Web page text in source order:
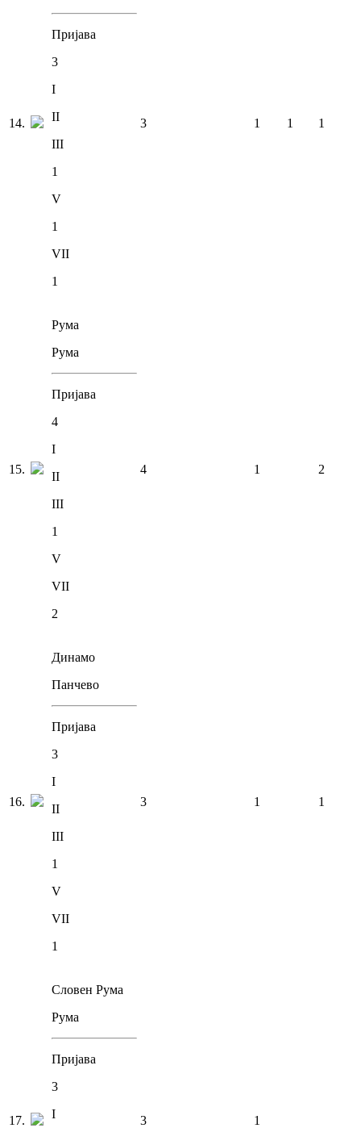
14.
Пријава
3
I
II
III
1
V
1
VII
1
3 1 1 1
15.
Рума
Рума
Пријава
4
I
II
III
1
V
VII
2
4 1 2
16.
Динамо
Панчево
Пријава
3
I
II
III
1
V
VII
1
3 1 1
17.
Словен Рума
Рума
Пријава
3
I
3 1